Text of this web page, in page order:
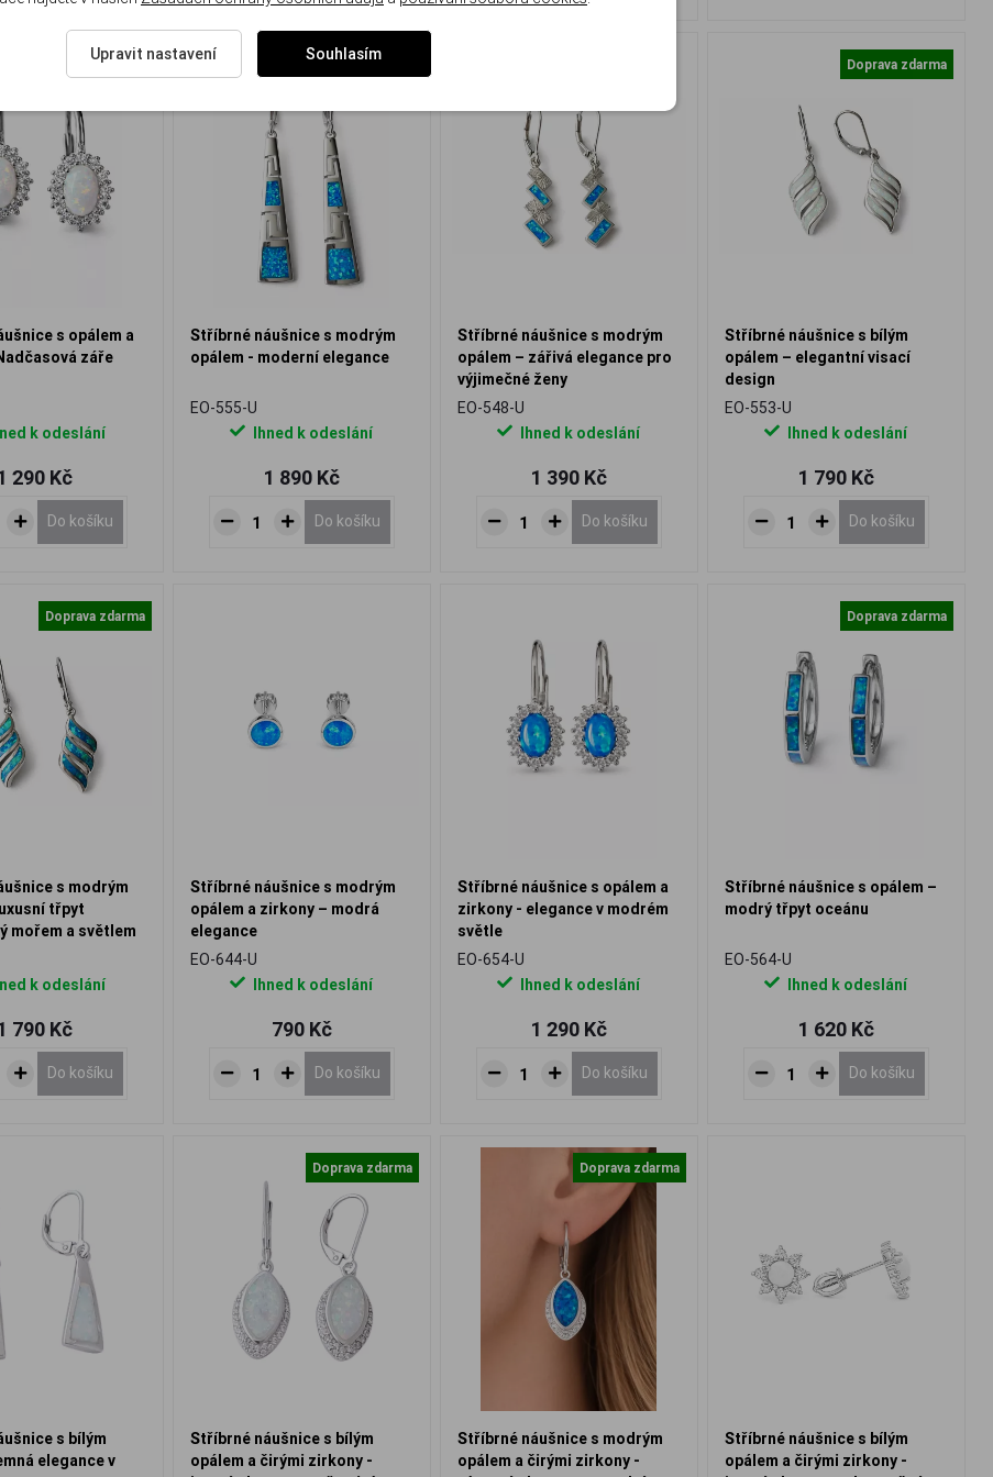
s opálem a
záře
k odeslání
290 Kč
Do košíku
Doprava zdarma
Stříbrné náušnice s modrým
opálem - moderní elegance
EO-555-U
Ihned k odeslání
1 890 Kč
Do košíku
Stříbrné náušnice s modrým
opálem – zářivá elegance pro
výjimečné ženy
EO-548-U
Ihned k odeslání
1 390 Kč
Do košíku
Doprava zdarma
Stříbrné náušnice s bílým
opálem – elegantní visací
design
EO-553-U
Ihned k odeslání
1 790 Kč
Do košíku
Doprava zdarma
s modrým
třpyt
mořem a světlem
k odeslání
790 Kč
Do košíku
Stříbrné náušnice s modrým
opálem a zirkony – modrá
elegance
EO-644-U
Ihned k odeslání
790 Kč
Do košíku
Stříbrné náušnice s opálem a
zirkony - elegance v modrém
světle
EO-654-U
Ihned k odeslání
1 290 Kč
Do košíku
Doprava zdarma
Stříbrné náušnice s opálem –
modrý třpyt oceánu
EO-564-U
Ihned k odeslání
1 620 Kč
Do košíku
s bílým
elegance v
Doprava zdarma
Stříbrné náušnice s bílým
opálem a čirými zirkony -
Doprava zdarma
Stříbrné náušnice s modrým
opálem a čirými zirkony -
Stříbrné náušnice s bílým
opálem a čirými zirkony -
Upravit nastavení Souhlasím